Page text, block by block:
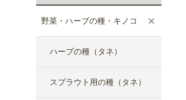
野菜・ハーブの種・キノコ
ハーブの種（タネ）
スプラウト用の種（タネ）